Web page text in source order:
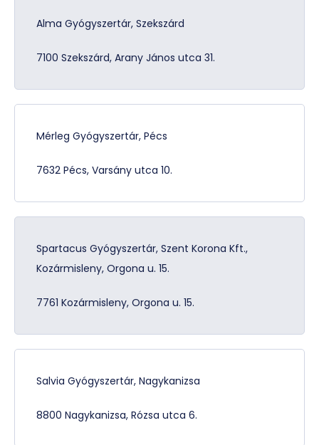
Alma Gyógyszertár, Szekszárd
7100 Szekszárd, Arany János utca 31.
Mérleg Gyógyszertár, Pécs
7632 Pécs, Varsány utca 10.
Spartacus Gyógyszertár, Szent Korona Kft.,
Kozármisleny, Orgona u. 15.
7761 Kozármisleny, Orgona u. 15.
Salvia Gyógyszertár, Nagykanizsa
8800 Nagykanizsa, Rózsa utca 6.